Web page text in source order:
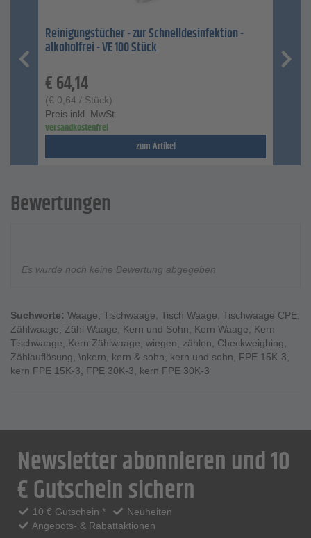
Reinigungstücher - zur Schnelldesinfektion -
alkoholfrei - VE 100 Stück
€64,14
(€ 0,64 / Stück)
Preis inkl. MwSt.
versandkostenfrei
zum Artikel
Bewertungen
Es wurde noch keine Bewertung abgegeben
Suchworte: Waage, Tischwaage, Tisch Waage, Tischwaage CPE,
Zählwaage, Zähl Waage, Kern und Sohn, Kern Waage, Kern
Tischwaage, Kern Zählwaage, wiegen, zählen, Checkweighing,
Zählauflösung, \nkern, kern & sohn, kern und sohn, FPE 15K-3,
kern FPE 15K-3, FPE 30K-3, kern FPE 30K-3
Newsletter abonnieren und 10
€ Gutschein sichern
10 € Gutschein *
Neuheiten
Angebots- & Rabattaktionen